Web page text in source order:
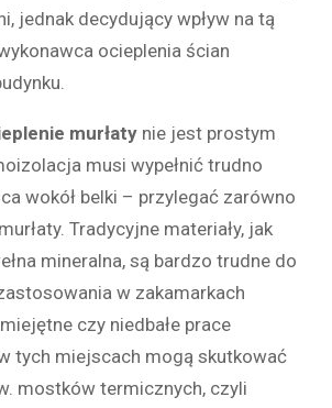
jednak decydujący wpływ na tą
ocieplenia ścian
murłaty nie jest prostym
musi wypełnić trudno
wokół belki – przylegać zarówno
Tradycyjne materiały, jak
mineralna, są bardzo trudne do
w zakamarkach
czy niedbałe prace
tych miejscach mogą skutkować
mostków termicznych, czyli